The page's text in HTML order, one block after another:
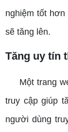
nghiệm tốt
sẽ tăng lên.
Tăng uy tín
Một trang
truy cập giúp
người dùng